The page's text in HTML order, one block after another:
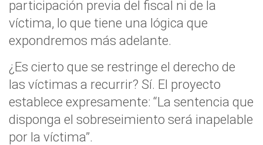
participación previa del fiscal ni de la
víctima, lo que tiene una lógica que
expondremos más adelante.
¿Es cierto que se restringe el derecho de
las víctimas a recurrir? Sí. El proyecto
establece expresamente: “La sentencia que
disponga el sobreseimiento será inapelable
por la víctima”.